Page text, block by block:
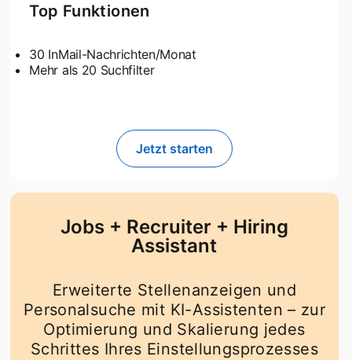
Top Funktionen
30 InMail-Nachrichten/Monat
Mehr als 20 Suchfilter
Jetzt startenopens in a new tab
Jobs + Recruiter + Hiring
Assistant
Erweiterte Stellenanzeigen und
Personalsuche mit KI-Assistenten – zur
Optimierung und Skalierung jedes
Schrittes Ihres Einstellungsprozesses